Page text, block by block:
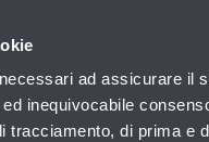
ad assicurare il
inequivocabile
tracciamento, di prima e
Borsa e